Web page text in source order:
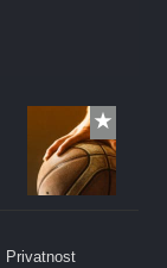
Privatnost